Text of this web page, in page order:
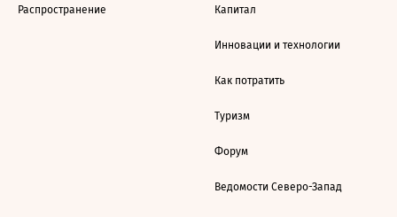
Распространение Капитал
Инновации и технологии
Как потратить
Туризм
Форум
Ведомости Северо-Запад